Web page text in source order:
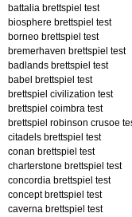
battalia brettspiel test
biosphere brettspiel test
borneo brettspiel test
bremerhaven brettspiel test
badlands brettspiel test
babel brettspiel test
brettspiel civilization test
brettspiel coimbra test
brettspiel robinson crusoe
citadels brettspiel test
conan brettspiel test
charterstone brettspiel test
concordia brettspiel test
concept brettspiel test
caverna brettspiel test